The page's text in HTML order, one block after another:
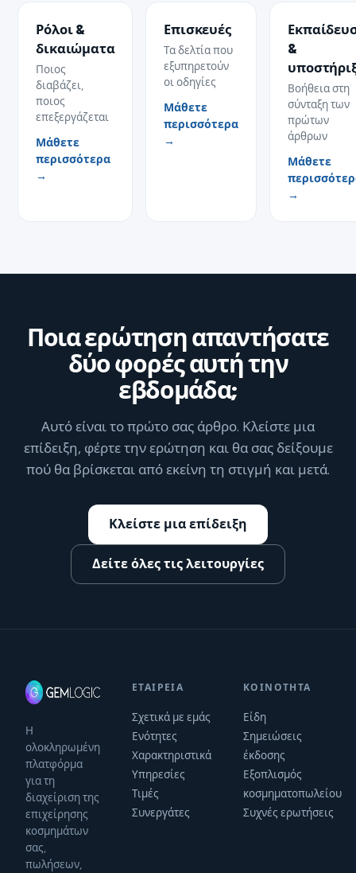
Ρόλοι &
δικαιώματα
Ποιος
διαβάζει,
ποιος
επεξεργάζεται
Μάθετε
περισσότερα
→
Επισκευές
Τα δελτία που
εξυπηρετούν
οι οδηγίες
Μάθετε
περισσότερα
→
&
Βοήθεια στη
σύνταξη των
πρώτων
άρθρων
Μάθετε
→
Ποια ερώτηση απαντήσατε
δύο φορές αυτή την
εβδομάδα;
Αυτό είναι το πρώτο σας άρθρο. Κλείστε μια
επίδειξη, φέρτε την ερώτηση και θα σας δείξουμε
πού θα βρίσκεται από εκείνη τη στιγμή και μετά.
Κλείστε μια επίδειξη
Δείτε όλες τις λειτουργίες
Η
ολοκληρωμένη
πλατφόρμα
για τη
διαχείριση της
επιχείρησης
κοσμημάτων
σας,
πωλήσεων,
ΕΤΑΙΡΕΊΑ
Σχετικά με εμάς
Ενότητες
Χαρακτηριστικά
Υπηρεσίες
Τιμές
Συνεργάτες
ΚΟΙΝΌΤΗΤΑ
Είδη
Σημειώσεις
έκδοσης
Εξοπλισμός
κοσμηματοπωλείου
Συχνές ερωτήσεις